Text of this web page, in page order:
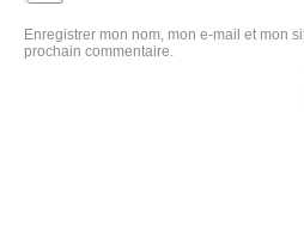
Enregistrer mon nom, mon e-mail et mon
prochain commentaire.